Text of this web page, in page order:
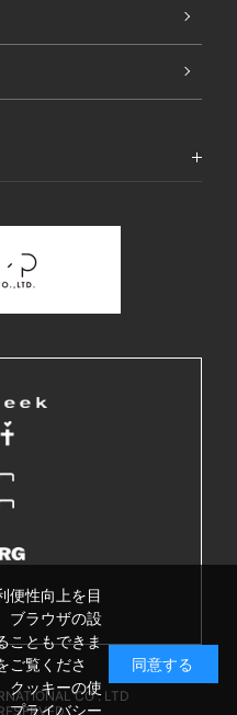
CO . LTD
便性向上を目
ブラウザの設
こともできま
ご覧くださ
クッキーの使
プライバシー
同意する